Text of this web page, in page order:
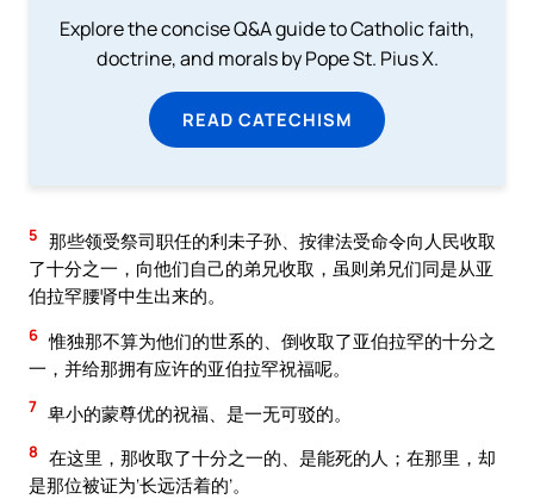
Explore the concise Q&A guide to Catholic faith,
doctrine, and morals by Pope St. Pius X.
READ CATECHISM
5 那些领受祭司职任的利未子孙、按律法受命令向人民收取
了十分之一，向他们自己的弟兄收取，虽则弟兄们同是从亚
伯拉罕腰肾中生出来的。
6 惟独那不算为他们的世系的、倒收取了亚伯拉罕的十分之
一，并给那拥有应许的亚伯拉罕祝福呢。
7 卑小的蒙尊优的祝福、是一无可驳的。
8 在这里，那收取了十分之一的、是能死的人；在那里，却
是那位被证为‘长远活着的’。